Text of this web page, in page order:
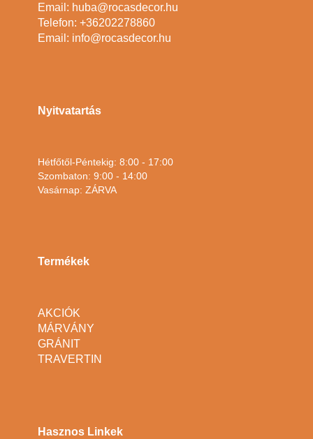
Email: huba@rocasdecor.hu
Telefon: +36202278860
Email: info@rocasdecor.hu
Nyitvatartás
Hétfőtől-Péntekig: 8:00 - 17:00
Szombaton: 9:00 - 14:00
Vasárnap: ZÁRVA
Termékek
AKCIÓK
MÁRVÁNY
GRÁNIT
TRAVERTIN
Hasznos Linkek